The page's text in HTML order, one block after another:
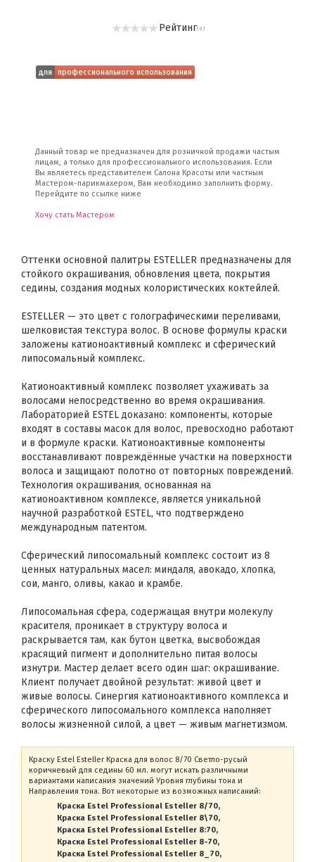
Рейтинг( 0 )
для профессионального использования
Данный товар не предназначен для розничной продажи частым
лицам, а только для профессионального использования. Если
Вы являетесь представителем Салона Красоты или частным
Мастером-парикмахером, Вам необходимо заполнить форму.
Перейдите по ссылке ниже
Хочу стать Мастером
Оттенки основной палитры ESTELLER предназначены для
стойкого окрашивания, обновления цвета, покрытия
седины, создания модных колористических коктейлей.
ESTELLER — это цвет с голографическими переливами,
шелковистая текстура волос. В основе формулы краски
заложены катионоактивный комплекс и сферический
липосомальный комплекс.
Катионоактивный комплекс позволяет ухаживать за
волосами непосредственно во время окрашивания.
Лабораторией ESTEL доказано: компоненты, которые
входят в составы масок для волос, превосходно работают
и в формуле краски. Катионоактивные компоненты
восстанавливают повреждённые участки на поверхности
волоса и защищают полотно от повторных повреждений.
Технология окрашивания, основанная на
катионоактивном комплексе, является уникальной
научной разработкой ESTEL, что подтверждено
международным патентом.
Сферический липосомальный комплекс состоит из 8
ценных натуральных масел: миндаля, авокадо, хлопка,
сои, манго, оливы, какао и крамбе.
Липосомальная сфера, содержащая внутри молекулу
красителя, проникает в структуру волоса и
раскрывается там, как бутон цветка, высвобождая
красящий пигмент и дополнительно питая волосы
изнутри. Мастер делает всего один шаг: окрашивание.
Клиент получает двойной результат: живой цвет и
живые волосы. Синергия катионоактивного комплекса и
сферического липосомального комплекса наполняет
волосы жизненной силой, а цвет — живым магнетизмом.
Краску Estel Esteller Краска для волос 8/70 Светло-русый
коричневый для седины 60 мл. могут искать различными
вариантами написания значений Уровня глубины тона и
Направления тона. Вот некоторые из возможных написаний:
Краска Estel Professional Esteller 8/70
Краска Estel Professional Esteller 8\70
Краска Estel Professional Esteller 8:70
Краска Estel Professional Esteller 8-70
Краска Estel Professional Esteller 8_70